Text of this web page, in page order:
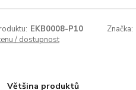
EKB0008-P10 Značka:
/ dostupnost
Většina produktů